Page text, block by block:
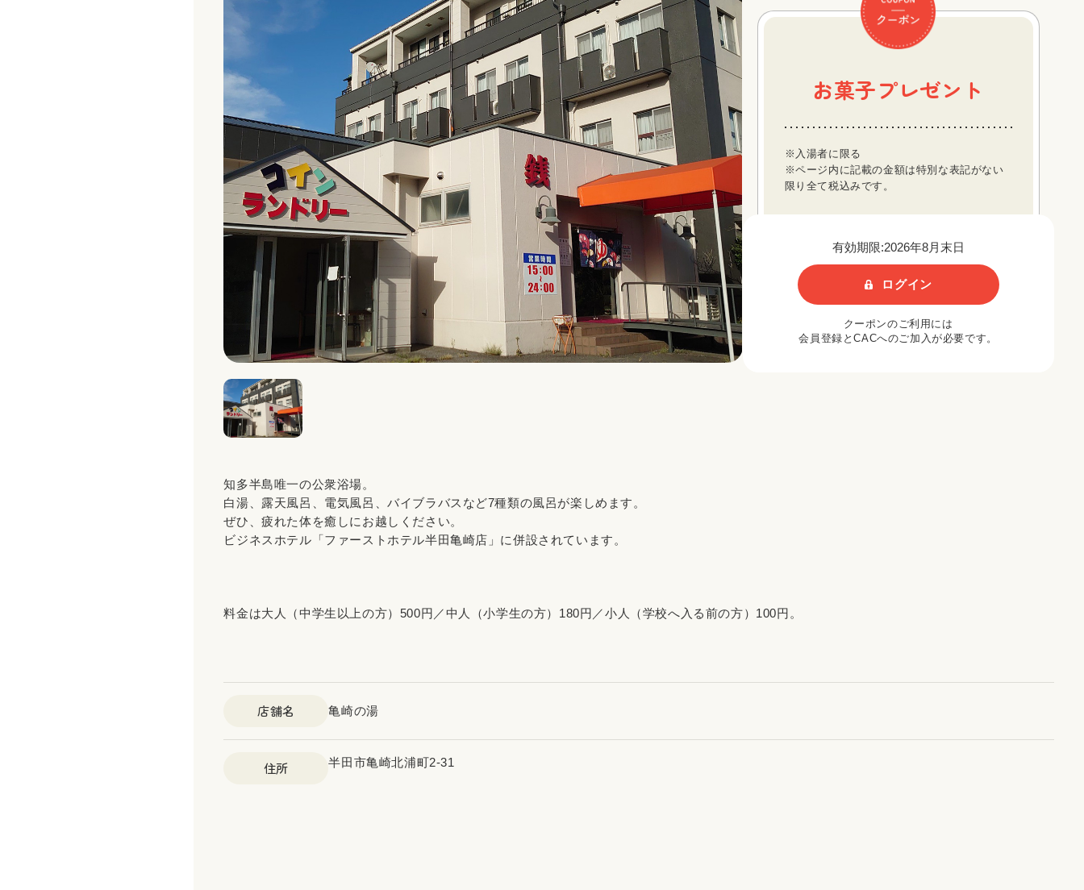
知多半島唯一の公衆浴場。
白湯、露天風呂、電気風呂、バイブラバスなど7種類の風呂が楽しめます。
ぜひ、疲れた体を癒しにお越しください。
ビジネスホテル「ファーストホテル半田亀崎店」に併設されています。
お菓子プレゼント
※入湯者に限る
※ページ内に記載の金額は特別な表記がない
限り全て税込みです。
有効期限:2026年8月末日
ログイン
クーポンのご利用には
会員登録とCACへのご加入が必要です。
料金は大人（中学生以上の方）500円／中人（小学生の方）180円／小人（学校へ入る前の方）100円。
店舗名 亀崎の湯
住所 半田市亀崎北浦町2-31